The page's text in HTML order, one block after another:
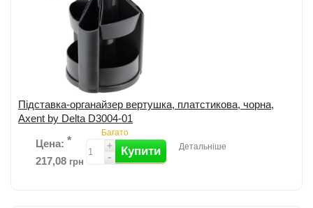
Підставка-органайзер вертушка, платстикова, чорна,
Axent by Delta D3004-01
Цена: *
217,08 грн
Багато
+
- Купити Детальніше